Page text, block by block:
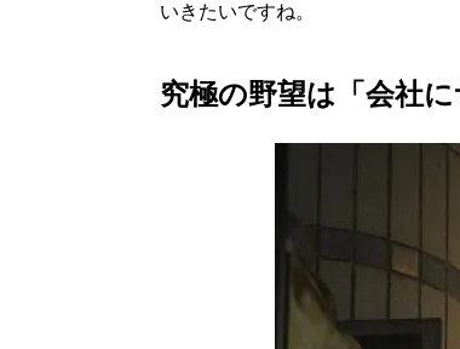
いきたいですね。
究極の野望は「会社